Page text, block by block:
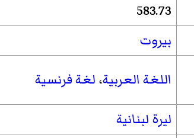
583.73
بيروت
اللغة العربية، لغة فرنسية
ليرة لبنانية